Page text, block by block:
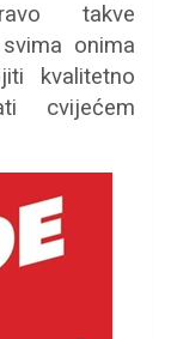
takve
onima
kvalitetno
cvijećem